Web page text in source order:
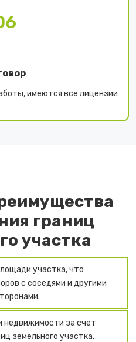
имеются все лицензии
границ
участка
участка, что
с соседями и другими
недвижимости за счет
земельного участка.